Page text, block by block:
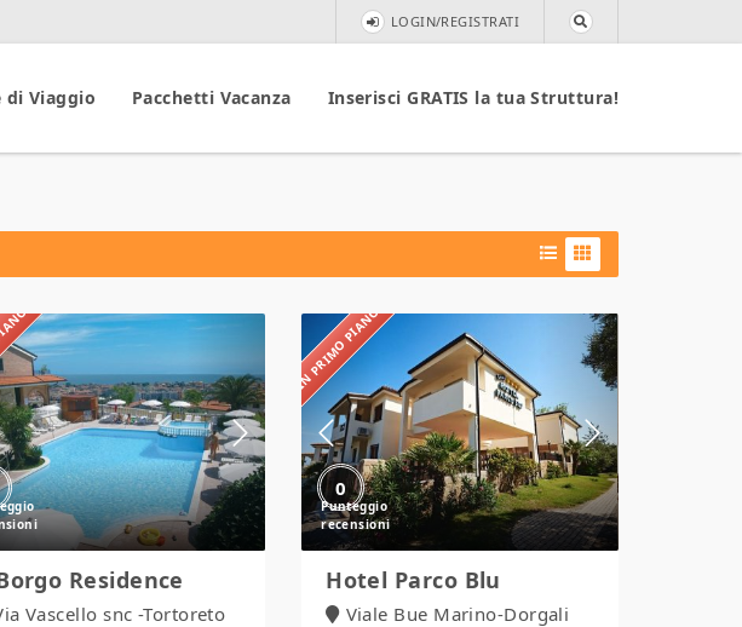
LOGIN/REGISTRATI
di Viaggio Pacchetti Vacanza Inserisci GRATIS la tua Struttura!
Il
Borgo
Residence
Residence
Vascello snc -Tortoreto
IN PRIMO PIANO
0
Parco
Blu
Hotel Parco Blu
Viale Bue Marino-Dorgali